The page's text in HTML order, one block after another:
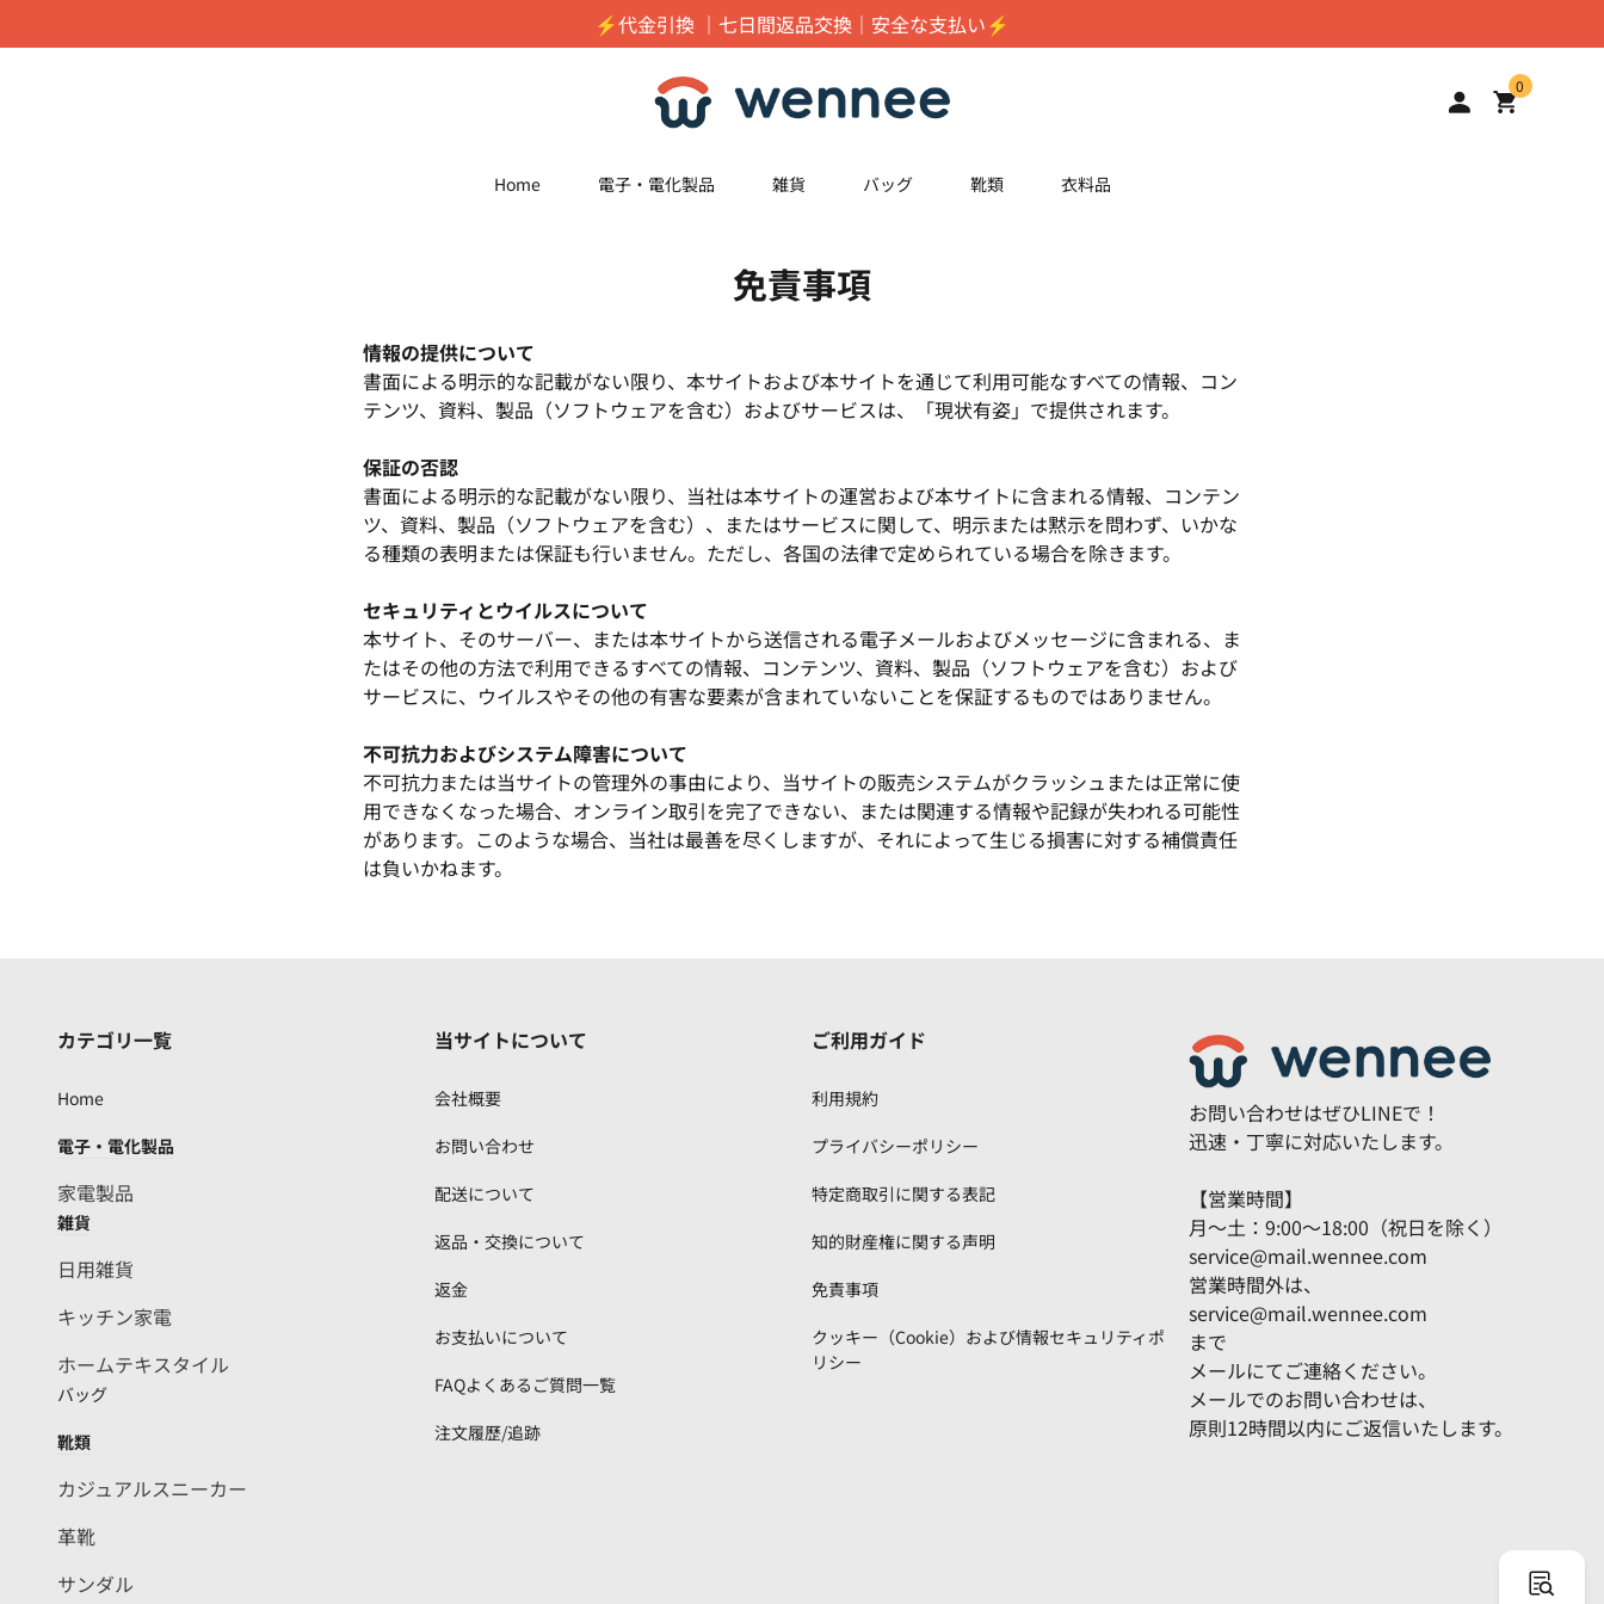
⚡️代金引換 ｜七日間返品交換｜安全な支払い⚡️
0
Home 電子・電化製品 雑貨 バッグ 靴類 衣料品
免責事項
情報の提供について
書面による明示的な記載がない限り、本サイトおよび本サイトを通じて利用可能なすべての情報、コン
テンツ、資料、製品（ソフトウェアを含む）およびサービスは、「現状有姿」で提供されます。
保証の否認
書面による明示的な記載がない限り、当社は本サイトの運営および本サイトに含まれる情報、コンテン
ツ、資料、製品（ソフトウェアを含む）、またはサービスに関して、明示または黙示を問わず、いかな
る種類の表明または保証も行いません。ただし、各国の法律で定められている場合を除きます。
セキュリティとウイルスについて
本サイト、そのサーバー、または本サイトから送信される電子メールおよびメッセージに含まれる、ま
たはその他の方法で利用できるすべての情報、コンテンツ、資料、製品（ソフトウェアを含む）および
サービスに、ウイルスやその他の有害な要素が含まれていないことを保証するものではありません。
不可抗力およびシステム障害について
不可抗力または当サイトの管理外の事由により、当サイトの販売システムがクラッシュまたは正常に使
用できなくなった場合、オンライン取引を完了できない、または関連する情報や記録が失われる可能性
があります。このような場合、当社は最善を尽くしますが、それによって生じる損害に対する補償責任
は負いかねます。
カテゴリ一覧
Home
電子・電化製品
家電製品
雑貨
日用雑貨
キッチン家電
ホームテキスタイル
バッグ
靴類
カジュアルスニーカー
革靴
サンダル
当サイトについて
会社概要
お問い合わせ
配送について
返品・交換について
返金
お支払いについて
FAQよくあるご質問一覧
注文履歷/追跡
ご利用ガイド
利用規約
プライバシーポリシー
特定商取引に関する表記
知的財産権に関する声明
免責事項
クッキー（Cookie）および情報セキュリティポ
リシー
お問い合わせはぜひLINEで！
迅速・丁寧に対応いたします。
【営業時間】
月～土：9:00～18:00（祝日を除く）
service@mail.wennee.com
営業時間外は、
service@mail.wennee.com
まで
メールにてご連絡ください。
メールでのお問い合わせは、
原則12時間以内にご返信いたします。